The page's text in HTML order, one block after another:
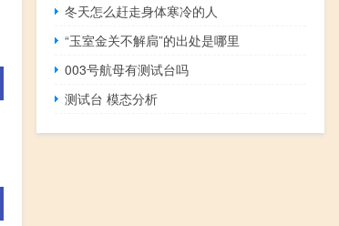
冬天怎么赶走身体寒冷的人
“玉室金关不解扃”的出处是哪里
003号航母有测试台吗
测试台 模态分析